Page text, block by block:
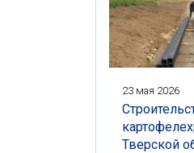
23 мая 2026
Тверской